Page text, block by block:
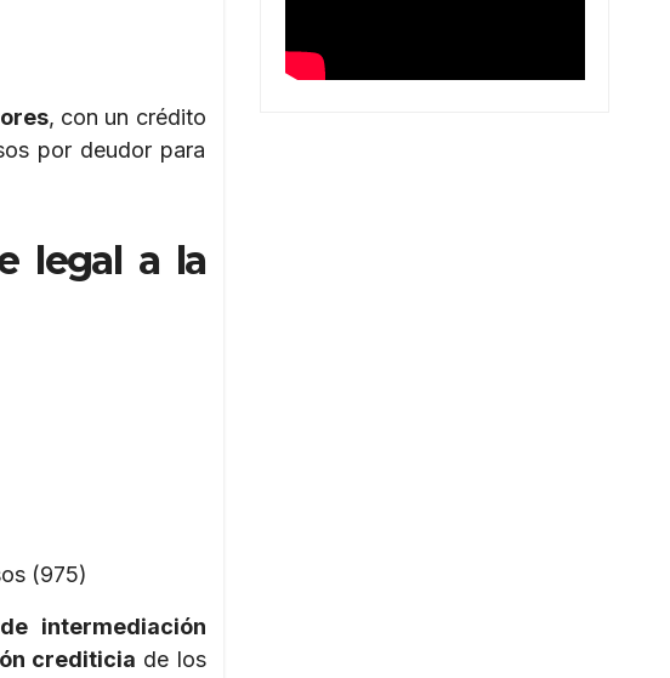
, con un crédito
por deudor para
legal a la
(975)
intermediación
crediticia de los